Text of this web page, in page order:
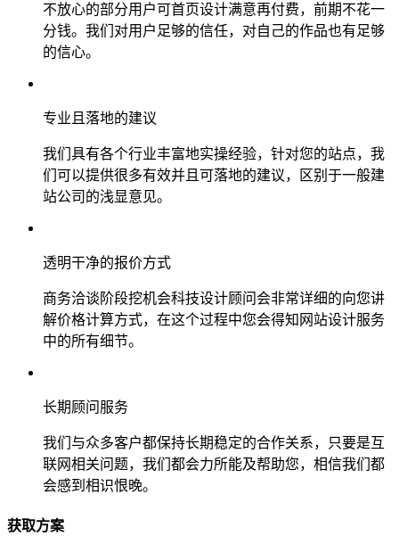
不放心的部分用户可首页设计满意再付费，前期不花一
分钱。我们对用户足够的信任，对自己的作品也有足够
的信心。
专业且落地的建议
我们具有各个行业丰富地实操经验，针对您的站点，我
们可以提供很多有效并且可落地的建议，区别于一般建
站公司的浅显意见。
透明干净的报价方式
商务洽谈阶段挖机会科技设计顾问会非常详细的向您讲
解价格计算方式，在这个过程中您会得知网站设计服务
中的所有细节。
长期顾问服务
我们与众多客户都保持长期稳定的合作关系，只要是互
联网相关问题，我们都会力所能及帮助您，相信我们都
会感到相识恨晚。
获取方案